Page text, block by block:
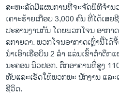
ພາສາຕ່າງໆ
ສະຫະລັດມີແຜນການທີ່ຈະຈັດພິທີຈຳນ
ເຄາະຮ້າຍເກືອບ 3,000 ຄົນ ທີ່ໄດ້ເສ
ປະສານງານກັນ ໂດຍພວກໂຈນ ອາກາ
ລກາຍດາ. ພວກໂຈນອາກາດເຫຼົ່ານີ້ໄດ້
ນຳເອົາເຮືອບິນ 2 ລຳ ແລ່ນເຂົ້າຕຳຕຶກ
ນະຄອນ ນິວຢອກ. ຕຶກອາຄານທີ່ສູງ
ທັບແລະເຮັດໃຫ້ພວກພະ ນັກງານ ແລ
ຊີວິດ.